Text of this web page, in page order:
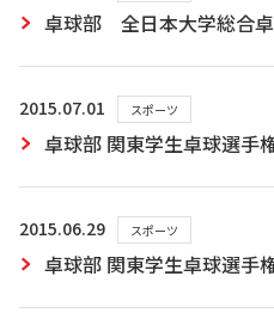
卓球部 全日本大学総合
2015.07.01 スポーツ
卓球部 関東学生卓球選手
2015.06.29 スポーツ
卓球部 関東学生卓球選手